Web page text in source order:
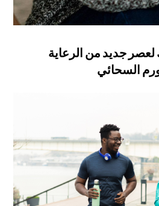
لعصر جديد من الرعاية
السحائي